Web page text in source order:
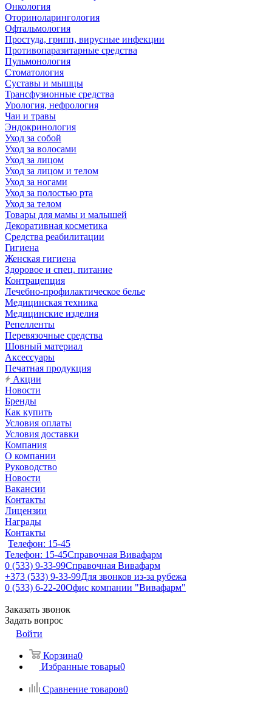
Онкология
Оториноларингология
Офтальмология
Простуда, грипп, вирусные инфекции
Противопаразитарные средства
Пульмонология
Стоматология
Суставы и мышцы
Трансфузионные средства
Урология, нефрология
Чаи и травы
Эндокринология
Уход за собой
Уход за волосами
Уход за лицом
Уход за лицом и телом
Уход за ногами
Уход за полостью рта
Уход за телом
Товары для мамы и малышей
Декоративная косметика
Средства реабилитации
Гигиена
Женская гигиена
Здоровое и спец. питание
Контрацепция
Лечебно-профилактическое белье
Медицинская техника
Медицинские изделия
Репелленты
Перевязочные средства
Шовный материал
Аксессуары
Печатная продукция
Акции
Новости
Бренды
Как купить
Условия оплаты
Условия доставки
Компания
О компании
Руководство
Новости
Вакансии
Контакты
Лицензии
Награды
Контакты
Телефон: 15-45
Телефон: 15-45Справочная Вивафарм
0 (533) 9-33-99Справочная Вивафарм
+373 (533) 9-33-99Для звонков из-за рубежа
0 (533) 6-22-20Офис компании "Вивафарм"
Заказать звонок
Задать вопрос
Войти
Корзина0
Избранные товары0
Сравнение товаров0